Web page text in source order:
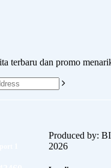
terbaru dan promo
Produced by:
2026